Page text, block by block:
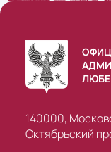
140000,
Октябрьский